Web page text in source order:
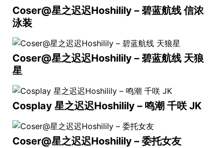
Coser@星之迟迟Hoshilily – 碧蓝航线 信浓
泳装
Coser@星之迟迟Hoshilily – 碧蓝航线 天狼
星
Cosplay 星之迟迟Hoshilily – 鸣潮 千咲 JK
Coser@星之迟迟Hoshilily – 委托女友